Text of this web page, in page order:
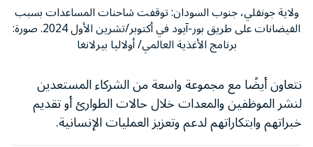
ولاية جونقلي، جنوب السودان: توقفت شاحنات المساعدات بسبب
الفيضانات على طريق بور-آيود في أكتوبر/تشرين الأول 2024. صورة:
برنامج الأغذية العالمي/ أولاليا بيرلانغا
نتعاون أيضًا مع مجموعة واسعة من الشركاء المستعدين
لنشر الموظفين والمعدات خلال حالات الطوارئ أو تقديم
خبراتهم وابتكاراتهم لدعم وتعزيز العمليات الإنسانية.